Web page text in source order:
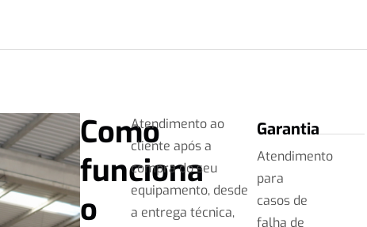
Como
funciona
o
Atendimento ao
cliente após a
compra do seu
equipamento, desde
a entrega técnica,
Garantia
Atendimento
para
casos de
falha de